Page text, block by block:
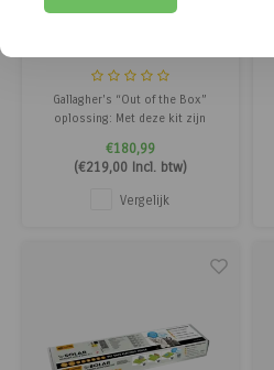
Gallagher's “Out of the Box”
oplossing: Met deze kit zijn
verleden tijd. De tape is snel en
eenvoudig te installeren.
€180,99
(€219,00Incl. btw)
Vergelijk